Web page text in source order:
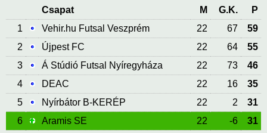
Csapat M G.K.
P
1
Vehir.hu Futsal Veszprém 22 67
59
2
Újpest FC 22 64
55
3
Á Stúdió Futsal Nyíregyháza 22 73
46
4
DEAC 22 16
35
5
Nyírbátor B-KERÉP 22 2
31
6
Aramis SE 22 -6
31